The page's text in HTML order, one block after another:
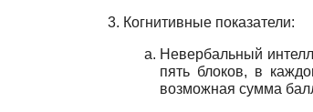
Когнитивные показатели:
Невербальный
пять блоков, в
возможная сумма